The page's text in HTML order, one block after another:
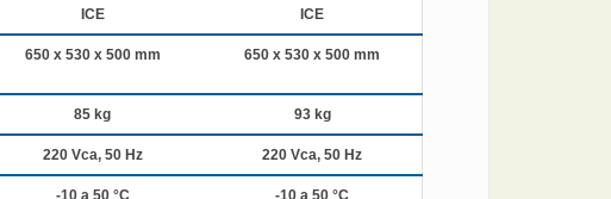
ICE ICE
650 x 530 x 500 mm 650 x 530 x 500 mm
85 kg 93 kg
220 Vca, 50 Hz 220 Vca, 50 Hz
-10 a 50 °C -10 a 50 °C